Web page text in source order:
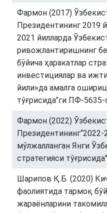
Фармон (2017)
Президентининг 2019
2021 йилларда
ривожлантиришнинг
бўйича ҳаракатлар
инвестициялар ва
йили»да амалга
тўғрисида”ги ПФ-
Фармон (2022)
Президентининг“2022-
мўлжалланган Янги
стратегияси
Шарипов Қ.Б. (2020)
фаолиятида тармоқ
жараёнларини